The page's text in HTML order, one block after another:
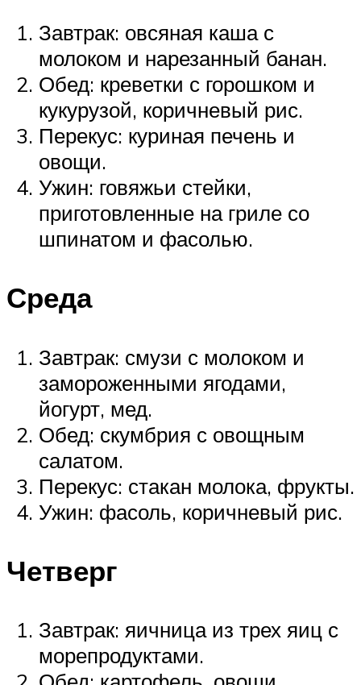
Завтрак: овсяная каша с
молоком и нарезанный банан.
Обед: креветки с горошком и
кукурузой, коричневый рис.
Перекус: куриная печень и
овощи.
Ужин: говяжьи стейки,
приготовленные на гриле со
шпинатом и фасолью.
Среда
Завтрак: смузи с молоком и
замороженными ягодами,
йогурт, мед.
Обед: скумбрия с овощным
салатом.
Перекус: стакан молока, фрукты.
Ужин: фасоль, коричневый рис.
Четверг
Завтрак: яичница из трех яиц с
морепродуктами.